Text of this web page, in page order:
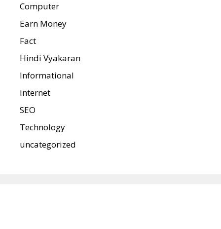
Computer
Earn Money
Fact
Hindi Vyakaran
Informational
Internet
SEO
Technology
uncategorized